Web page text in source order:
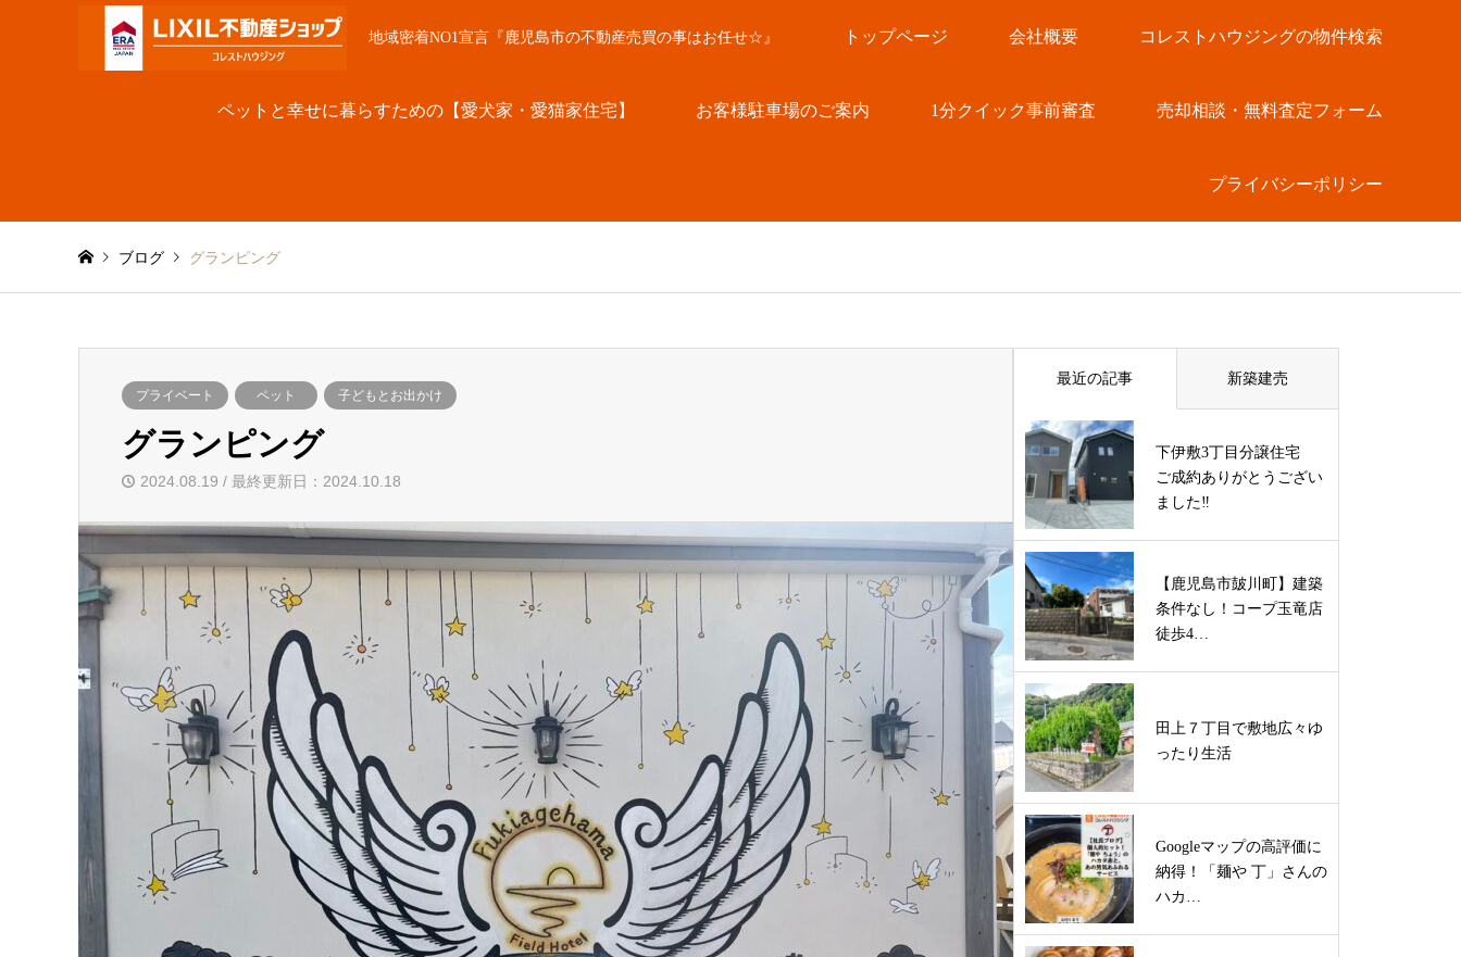
地域密着NO1宣言『鹿児島市の不動産売買の事はお任せ☆』 トップページ 会社概要 コレストハウジングの物件検索
ペットと幸せに暮らすための【愛犬家・愛猫家住宅】 お客様駐車場のご案内 1分クイック事前審査 売却相談・無料査定フォーム
プライバシーポリシー
ブログ グランピング
プライベート ペット 子どもとお出かけ
グランピング
2024.08.19 / 最終更新日：2024.10.18
最近の記事 新築建売
下伊敷3丁目分譲住宅
ご成約ありがとうござい
ました‼
【鹿児島市皷川町】建築
条件なし！コープ玉竜店
徒歩4…
田上７丁目で敷地広々ゆ
ったり生活
Googleマップの高評価に
納得！「麺や 丁」さんの
ハカ…